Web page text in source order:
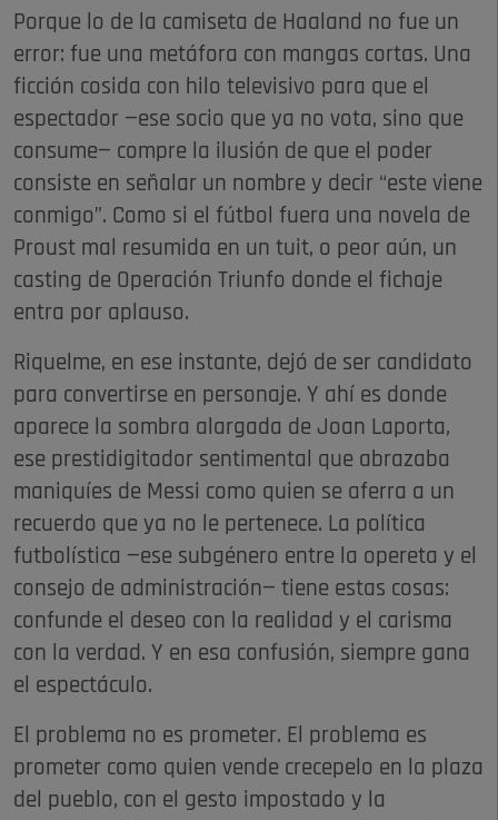
Porque lo de la camiseta de Haaland no fue un
error: fue una metáfora con mangas cortas. Una
ficción cosida con hilo televisivo para que el
espectador —ese socio que ya no vota, sino que
consume— compre la ilusión de que el poder
consiste en señalar un nombre y decir “este viene
conmigo”. Como si el fútbol fuera una novela de
Proust mal resumida en un tuit, o peor aún, un
casting de Operación Triunfo donde el fichaje
entra por aplauso.
Riquelme, en ese instante, dejó de ser candidato
para convertirse en personaje. Y ahí es donde
aparece la sombra alargada de Joan Laporta,
ese prestidigitador sentimental que abrazaba
maniquíes de Messi como quien se aferra a un
recuerdo que ya no le pertenece. La política
futbolística —ese subgénero entre la opereta y el
consejo de administración— tiene estas cosas:
confunde el deseo con la realidad y el carisma
con la verdad. Y en esa confusión, siempre gana
el espectáculo.
El problema no es prometer. El problema es
prometer como quien vende crecepelo en la plaza
del pueblo, con el gesto impostado y la